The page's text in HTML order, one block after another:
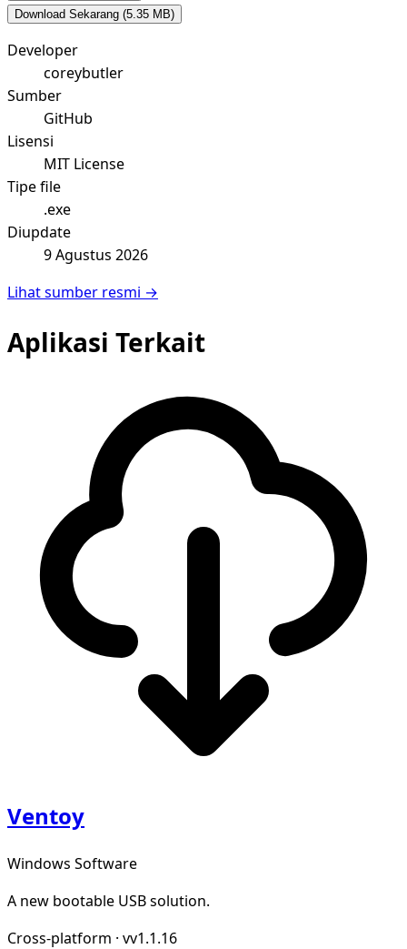
Download Sekarang (5.35 MB)
Developer
coreybutler
Sumber
GitHub
Lisensi
MIT License
Tipe file
.exe
Diupdate
9 Agustus 2026
Lihat sumber resmi →
Aplikasi Terkait
Ventoy
Windows Software
A new bootable USB solution.
Cross-platform · vv1.1.16